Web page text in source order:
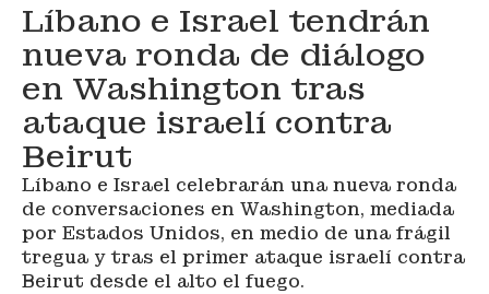
Líbano e Israel tendrán
nueva ronda de diálogo
en Washington tras
ataque israelí contra
Beirut
Líbano e Israel celebrarán una nueva ronda
de conversaciones en Washington, mediada
por Estados Unidos, en medio de una frágil
tregua y tras el primer ataque israelí contra
Beirut desde el alto el fuego.